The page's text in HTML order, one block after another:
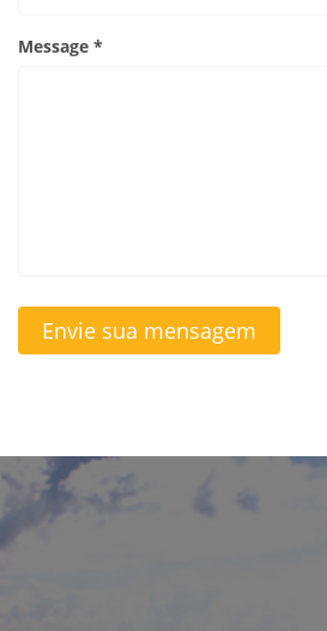
Message *
Envie sua mensagem